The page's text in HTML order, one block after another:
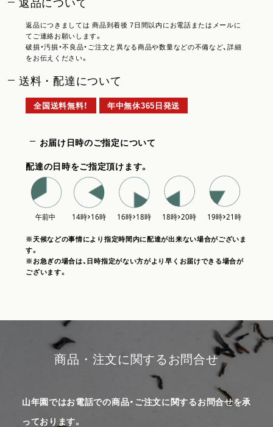
返品について
返品につきましては 商品到着後 7日間以内にお電話またはメールに
てご連絡お願いします。
破損・汚損・不良品・ご注文と異なる商品や数量などの不備など、詳細
をお伝えください。
送料・配達について
全国送料無料！ 年中無休365日発送
お届け日時のご指定について
配達の日時をご指定頂けます。
※天候などの事情により指定時間内に配達が出来ない場合がございま
す。
※お急ぎの場合は、日時指定がない方がより早くお届けできる場合が
ございます。
商品・注文に関するお問合せ
山年園ではお電話での商品・ご注文に関するお問合せを承
っております。